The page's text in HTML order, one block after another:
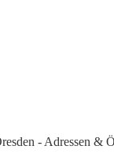
- Adressen &